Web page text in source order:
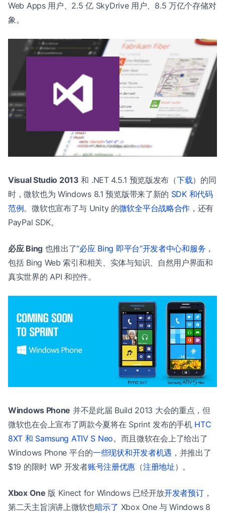
Web Apps 用户、2.5 亿 SkyDrive 用户、8.5 万亿个存储对
象。
Visual Studio 2013 和 .NET 4.5.1 预览版发布（下载）的同
时，微软也为 Windows 8.1 预览版带来了新的 SDK 和代码
范例。微软也宣布了与 Unity 的微软全平台战略合作 ，还有
PayPal SDK。
必应 Bing也推出了“必应 Bing 即平台”开发者中心和服务 ，
包括 Bing Web 索引和相关、实体与知识、自然用户界面和
真实世界的 API 和控件。
Windows Phone 并不是此届 Build 2013 大会的重点，但
微软也在会上宣布了两款今夏将在 Sprint 发布的手机 HTC
8XT 和 Samsung ATIV S Neo。而且微软在会上了给出了
Windows Phone 平台的一些现状和开发者机遇 ，并推出了
$19 的限时 WP 开发者账号注册优惠 （注册地址）。
Xbox One 版 Kinect for Windows 已经开放开发者预订，
第二天主旨演讲上微软也暗示了 Xbox One 与 Windows 8